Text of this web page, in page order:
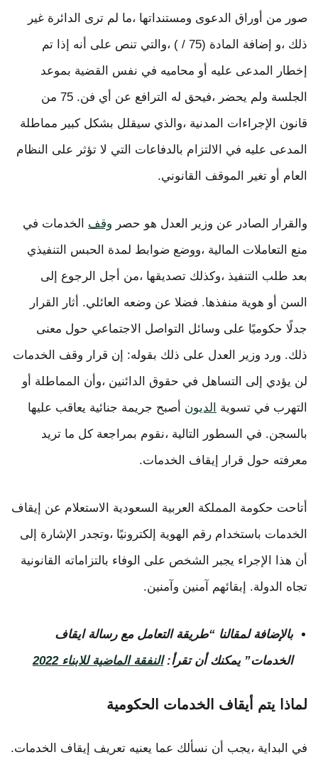
صور من أوراق الدعوى ومستنداتها ،ما لم ترى الدائرة غير
ذلك ،و إضافة المادة (75 / ) ،والتي تنص على أنه إذا تم
إخطار المدعى عليه أو محاميه في نفس القضية بموعد
الجلسة ولم يحضر ،فيحق له الترافع عن أي فن. 75 من
قانون الإجراءات المدنية ،والذي سيقلل بشكل كبير مماطلة
المدعى عليه في الالتزام بالدفاعات التي لا تؤثر على النظام
العام أو تغير الموقف القانوني.
والقرار الصادر عن وزير العدل هو حصر وقف الخدمات في
منع التعاملات المالية ،ووضع ضوابط لمدة الحبس التنفيذي
بعد طلب التنفيذ ،وكذلك تصديقها ،من أجل الرجوع إلى
السن أو هوية منفذها. فضلا عن وضعه العائلي. أثار القرار
جدلًا حكوميًا على وسائل التواصل الاجتماعي حول معنى
ذلك. ورد وزير العدل على ذلك بقوله: إن قرار وقف الخدمات
لن يؤدي إلى التساهل في حقوق الدائنين ،وأن المماطلة أو
التهرب في تسوية
الديون أصبح جريمة جنائية يعاقب عليها
بالسجن. في السطور التالية ،نقوم بمراجعة كل ما تريد
معرفته حول قرار إيقاف الخدمات.
أتاحت حكومة المملكة العربية السعودية الاستعلام عن إيقاف
الخدمات باستخدام رقم الهوية إلكترونيًا ،وتجدر الإشارة إلى
أن هذا الإجراء يجبر الشخص على الوفاء بالتزاماته القانونية
تجاه الدولة. إبقائهم آمنين وآمنين.
بالإضافة لمقالنا “طريقة التعامل مع رسالة ايقاف
الخدمات” يمكنك أن تقرأ:النفقة الماضية للابناء 2022
لماذا يتم أيقاف الخدمات الحكومية
في البداية ،يجب أن نسألك عما يعنيه تعريف إيقاف الخدمات.